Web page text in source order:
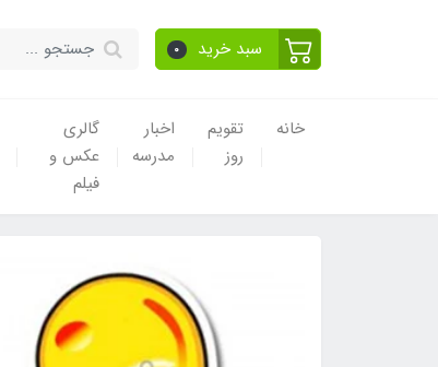
سبد خرید 0
خانه
تقویم
روز
اخبار
مدرسه
گالری
عکس و
فیلم